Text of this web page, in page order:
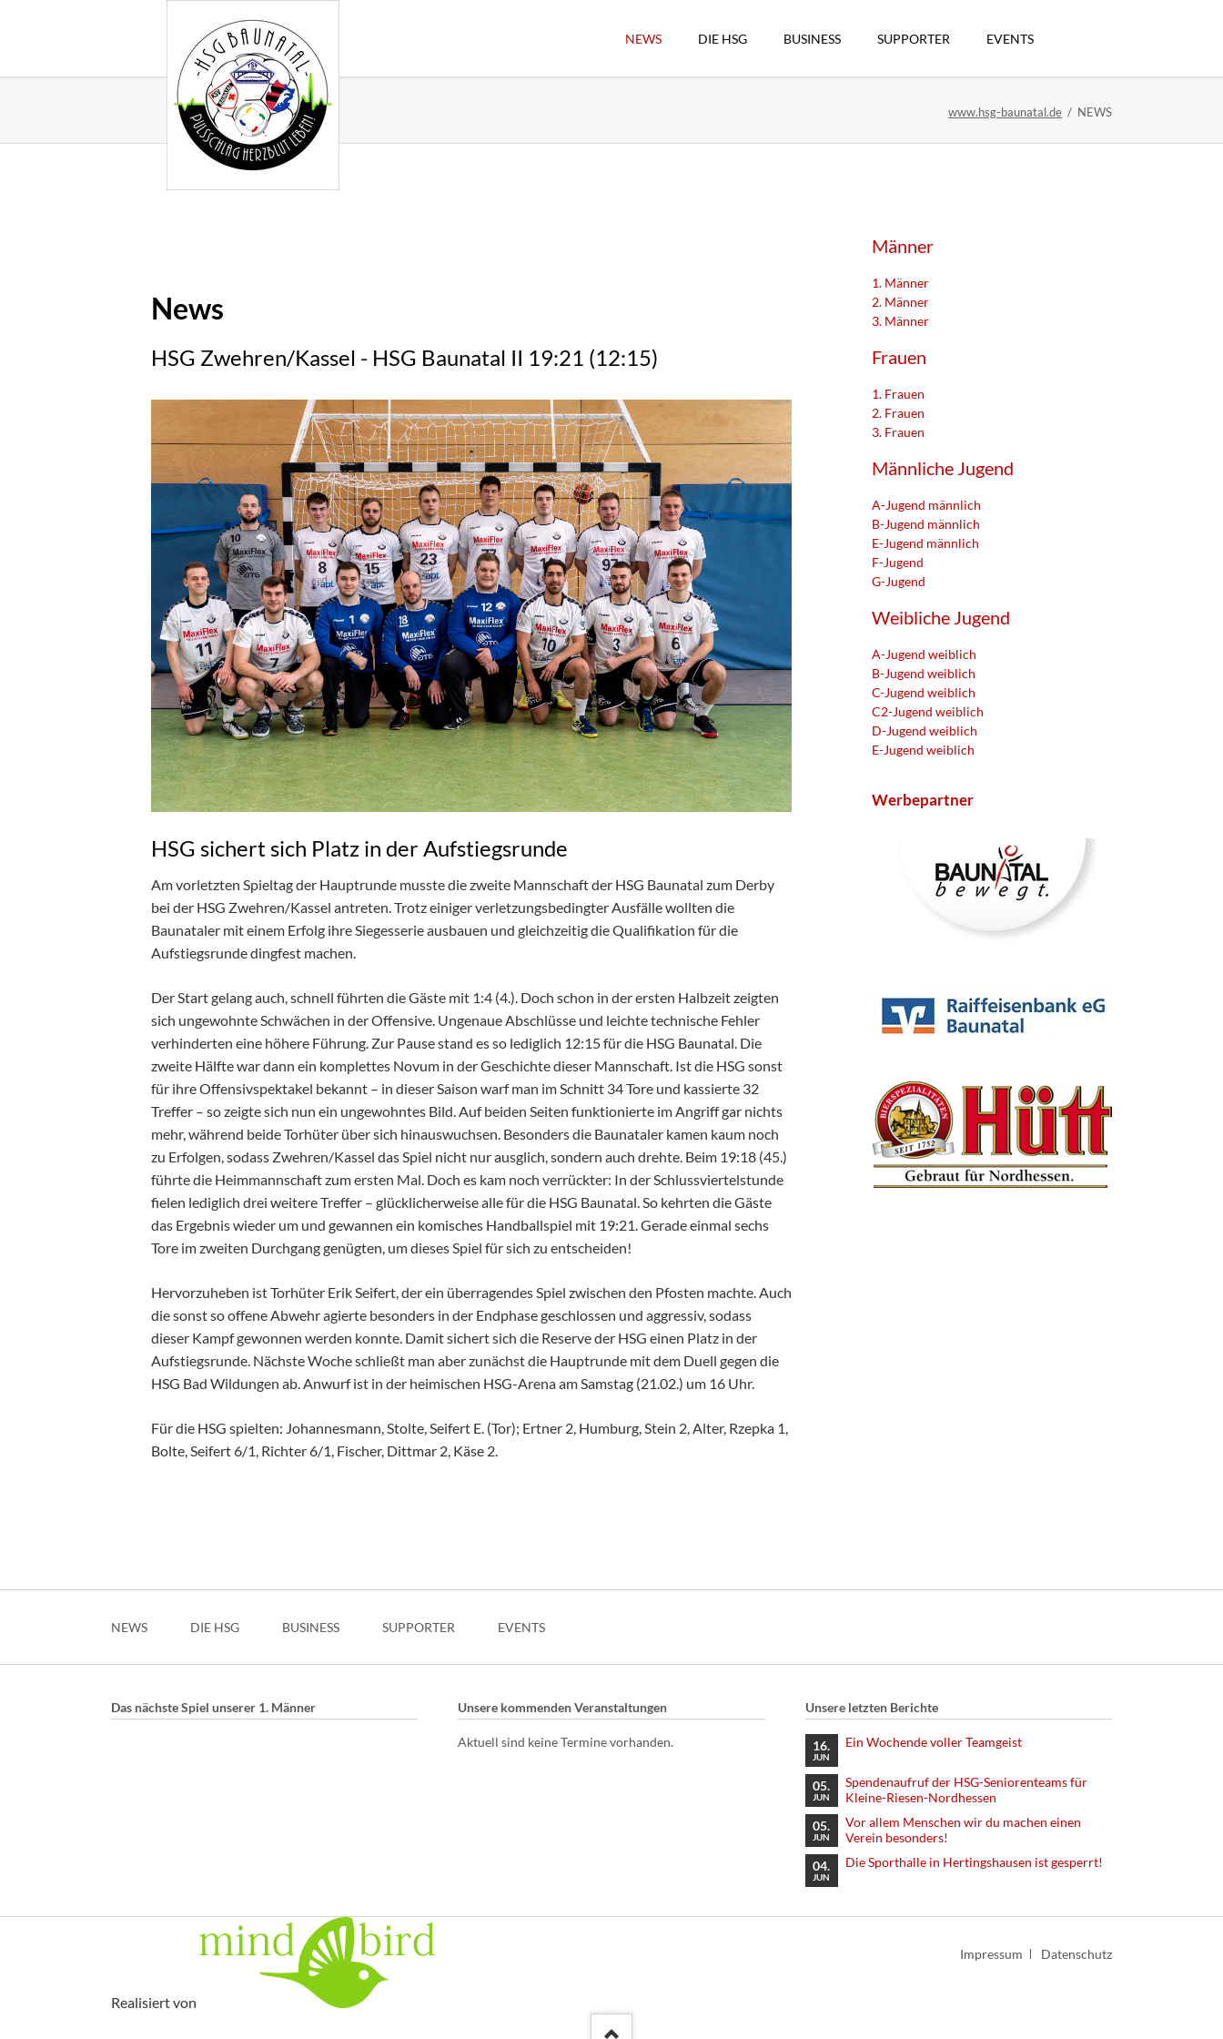
NEWS DIE HSG BUSINESS SUPPORTER EVENTS
www.hsg-baunatal.de NEWS
News
HSG Zwehren/Kassel - HSG Baunatal II 19:21 (12:15)
HSG sichert sich Platz in der Aufstiegsrunde
Am vorletzten Spieltag der Hauptrunde musste die zweite Mannschaft der HSG Baunatal zum Derby
bei der HSG Zwehren/Kassel antreten. Trotz einiger verletzungsbedingter Ausfälle wollten die
Baunataler mit einem Erfolg ihre Siegesserie ausbauen und gleichzeitig die Qualifikation für die
Aufstiegsrunde dingfest machen.
Der Start gelang auch, schnell führten die Gäste mit 1:4 (4.). Doch schon in der ersten Halbzeit zeigten
sich ungewohnte Schwächen in der Offensive. Ungenaue Abschlüsse und leichte technische Fehler
verhinderten eine höhere Führung. Zur Pause stand es so lediglich 12:15 für die HSG Baunatal. Die
zweite Hälfte war dann ein komplettes Novum in der Geschichte dieser Mannschaft. Ist die HSG sonst
für ihre Offensivspektakel bekannt – in dieser Saison warf man im Schnitt 34 Tore und kassierte 32
Treffer – so zeigte sich nun ein ungewohntes Bild. Auf beiden Seiten funktionierte im Angriff gar nichts
mehr, während beide Torhüter über sich hinauswuchsen. Besonders die Baunataler kamen kaum noch
zu Erfolgen, sodass Zwehren/Kassel das Spiel nicht nur ausglich, sondern auch drehte. Beim 19:18 (45.)
führte die Heimmannschaft zum ersten Mal. Doch es kam noch verrückter: In der Schlussviertelstunde
fielen lediglich drei weitere Treffer – glücklicherweise alle für die HSG Baunatal. So kehrten die Gäste
das Ergebnis wieder um und gewannen ein komisches Handballspiel mit 19:21. Gerade einmal sechs
Tore im zweiten Durchgang genügten, um dieses Spiel für sich zu entscheiden!
Hervorzuheben ist Torhüter Erik Seifert, der ein überragendes Spiel zwischen den Pfosten machte. Auch
die sonst so offene Abwehr agierte besonders in der Endphase geschlossen und aggressiv, sodass
dieser Kampf gewonnen werden konnte. Damit sichert sich die Reserve der HSG einen Platz in der
Aufstiegsrunde. Nächste Woche schließt man aber zunächst die Hauptrunde mit dem Duell gegen die
HSG Bad Wildungen ab. Anwurf ist in der heimischen HSG-Arena am Samstag (21.02.) um 16 Uhr.
Für die HSG spielten: Johannesmann, Stolte, Seifert E. (Tor); Ertner 2, Humburg, Stein 2, Alter, Rzepka 1,
Bolte, Seifert 6/1, Richter 6/1, Fischer, Dittmar 2, Käse 2.
Männer
1. Männer
2. Männer
3. Männer
Frauen
1. Frauen
2. Frauen
3. Frauen
Männliche Jugend
A-Jugend männlich
B-Jugend männlich
E-Jugend männlich
F-Jugend
G-Jugend
Weibliche Jugend
A-Jugend weiblich
B-Jugend weiblich
C-Jugend weiblich
C2-Jugend weiblich
D-Jugend weiblich
E-Jugend weiblich
Werbepartner
NEWS DIE HSG BUSINESS SUPPORTER EVENTS
Das nächste Spiel unserer 1. Männer Unsere kommenden Veranstaltungen
Aktuell sind keine Termine vorhanden.
Unsere letzten Berichte
16.
JUN
Ein Wochende voller Teamgeist
05.
JUN
Spendenaufruf der HSG-Seniorenteams für
Kleine-Riesen-Nordhessen
05.
JUN
Vor allem Menschen wir du machen einen
Verein besonders!
04.
JUN
Die Sporthalle in Hertingshausen ist gesperrt!
Realisiert von
Navigation
Impressum Datenschutz